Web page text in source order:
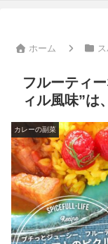
ホーム
フルーティ
ィル風味”は
カレーの副菜